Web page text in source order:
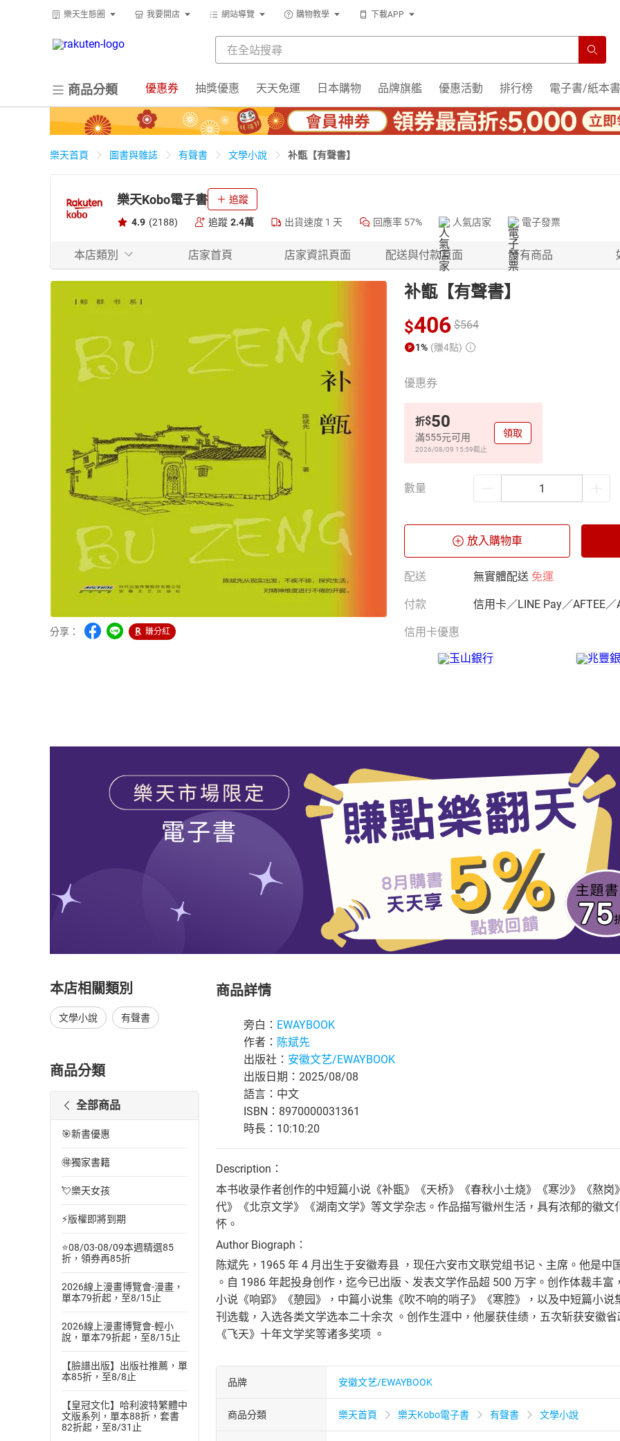
樂天生態圈 我要開店 網站導覽 購物教學 下載APP
商品分類 優惠券 抽獎優惠 天天免運 日本購物 品牌旗艦 優惠活動 排行榜 電子書/紙本書
樂天首頁 圖書與雜誌 有聲書 文學小說 补甑【有聲書】
樂天Kobo電子書 追蹤
4.9 (2188) 追蹤 2.4萬 出貨速度 1 天 回應率 57% 人氣店家 電子發票
本店類別 店家首頁 店家資訊頁面 配送與付款頁面 所有商品
分享： 賺分紅
补甑【有聲書】
$406 $564
1% (賺4點)
優惠券
折$50
滿555元可用
2026/08/09 15:59截止
領取
數量
放入購物車
配送 無實體配送 免運
付款 信用卡／LINE Pay／AFTEE／
信用卡優惠
本店相關類別
文學小說 有聲書
商品分類
全部商品
🎯新書優惠
🉐獨家書籍
💘樂天女孩
⚡版權即將到期
⭐08/03-08/09本週精選85
折，領券再85折
2026線上漫畫博覽會-漫畫，
單本79折起，至8/15止
2026線上漫畫博覽會-輕小
說，單本79折起，至8/15止
【臉譜出版】出版社推薦，單
本85折，至8/8止
【皇冠文化】哈利波特繁體中
文版系列，單本88折，套書
82折起，至8/31止
商品詳情
旁白： EWAYBOOK
作者： 陈斌先
出版社： 安徽文艺/EWAYBOOK
出版日期：2025/08/08
語言：中文
ISBN：8970000031361
時長：10:10:20
Description：
本书收录作者创作的中短篇小说《补甑》《天桥》《春秋小土烧》《寒沙》《熬
代》《北京文学》《湖南文学》等文学杂志。作品描写徽州生活，具有浓郁的徽
怀。
Author Biograph：
陈斌先，1965 年 4 月出生于安徽寿县 ，现任六安市文联党组书记、主席。他是
。自 1986 年起投身创作，迄今已出版、发表文学作品超 500 万字。创作体裁丰
小说《响郢》《憩园》，中篇小说集《吹不响的哨子》《寒腔》，以及中短篇小
刊选载，入选各类文学选本二十余次 。创作生涯中，他屡获佳绩，五次斩获安徽
《飞天》十年文学奖等诸多奖项 。
品牌 安徽文艺/EWAYBOOK
商品分類 樂天首頁 樂天Kobo電子書 有聲書 文學小說